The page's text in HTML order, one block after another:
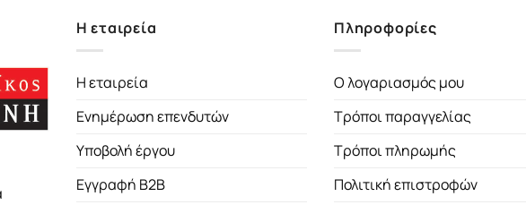
Η εταιρεία
Η εταιρεία
Ενημέρωση επενδυτών
Υποβολή έργου
Εγγραφή B2B
Πληροφορίες
Ο λογαριασμός μου
Τρόποι παραγγελίας
Τρόποι πληρωμής
Πολιτική επιστροφών